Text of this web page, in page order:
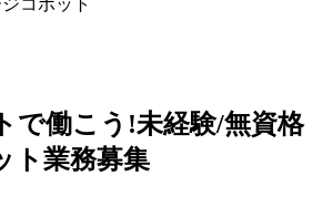
コボット
で働こう!未経験/無資格
ト業務募集